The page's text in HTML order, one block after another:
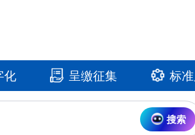
化 呈缴征集 标
发展大事记
搜索